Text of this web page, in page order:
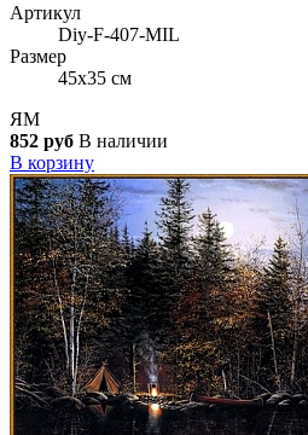
Артикул
Diy-F-407-MIL
Размер
45x35 см
ЯМ
852 руб В наличии
В корзину